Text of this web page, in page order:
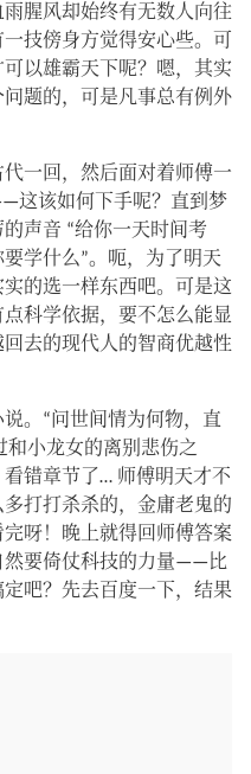
腥风却始终有无数人向往
技傍身方觉得安心些。可
以雄霸天下呢？嗯，其实
题的，可是凡事总有例外
一回，然后面对着师傅一
这该如何下手呢？直到梦
声音 “给你一天时间考
学什么”。呃，为了明天
的选一样东西吧。可是这
科学依据，要不怎么能显
去的现代人的智商优越性
。“问世间情为何物，直
小龙女的离别悲伤之
错章节了… 师傅明天才不
打打杀杀的，金庸老鬼的
呀！晚上就得回师傅答案
然要倚仗科技的力量——比
吧？先去百度一下，结果